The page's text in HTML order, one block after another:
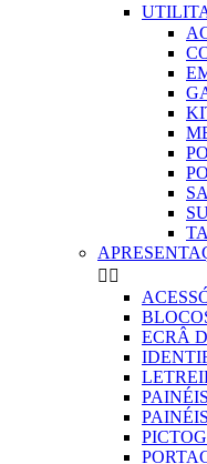
 
ECRÂ
PAINÉIS